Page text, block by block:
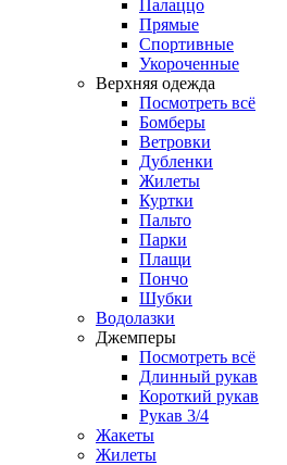
Палаццо
Прямые
Спортивные
Укороченные
Верхняя одежда
Посмотреть всё
Бомберы
Ветровки
Дубленки
Жилеты
Куртки
Пальто
Парки
Плащи
Пончо
Шубки
Водолазки
Джемперы
Посмотреть всё
Длинный рукав
Короткий рукав
Рукав 3/4
Жакеты
Жилеты